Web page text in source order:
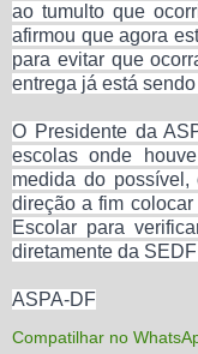
ao tumulto que
afirmou que agora
para evitar que
entrega já está
O Presidente da
escolas onde
medida do
direção a fim
Escolar para
diretamente da
ASPA-DF
Compatilhar no